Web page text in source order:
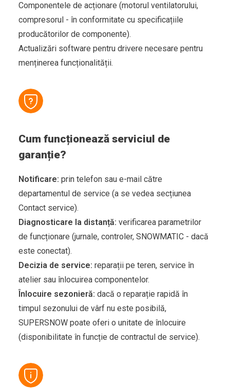
Componentele de acționare (motorul ventilatorului,
compresorul - în conformitate cu specificațiile
producătorilor de componente).
Actualizări software pentru drivere necesare pentru
menținerea funcționalității.
Cum funcționează serviciul de
garanție?
Notificare: prin telefon sau e-mail către
departamentul de service (a se vedea secțiunea
Contact service).
Diagnosticare la distanță: verificarea parametrilor
de funcționare (jurnale, controler, SNOWMATIC - dacă
este conectat).
Decizia de service: reparații pe teren, service în
atelier sau înlocuirea componentelor.
Înlocuire sezonieră: dacă o reparație rapidă în
timpul sezonului de vârf nu este posibilă,
SUPERSNOW poate oferi o unitate de înlocuire
(disponibilitate în funcție de contractul de service).